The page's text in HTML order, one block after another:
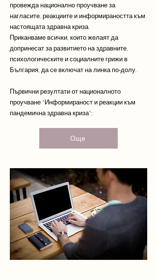
провежда национално проучване за
нагласите, реакциите и информираността към
настоящата здравна криза.
Приканваме всички, които желаят да
допринесат за развитието на здравните,
психологическите и социалните грижи в
България, да се включат на линка по-долу.
Първични резултати от националното
проучване "Информираност и реакции към
пандемична здравна криза":
Още